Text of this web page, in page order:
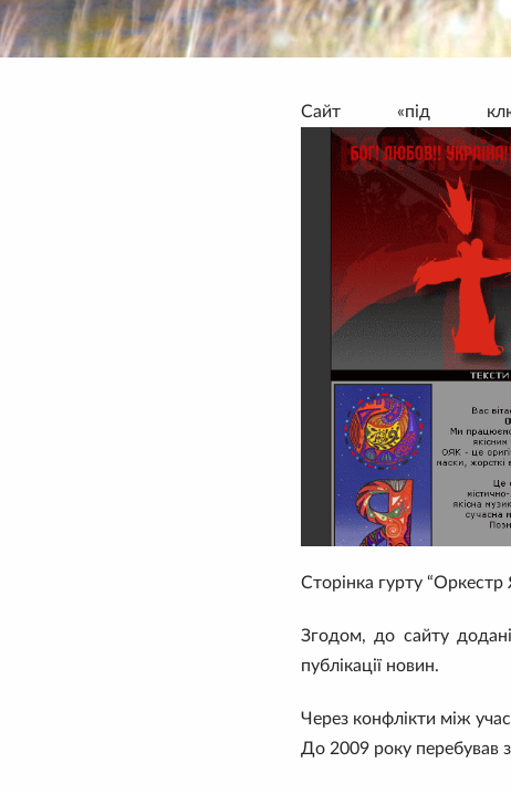
Сайт «під
Сторінка гурту
Згодом, до сайту
публікації новин.
Через конфлікти між
До 2009 року перебував